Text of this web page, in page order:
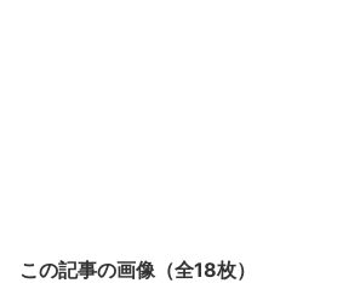
この記事の画像（全18枚）